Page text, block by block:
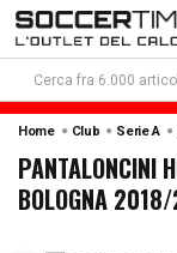
Home Club Serie A
PANTALONCINI
BOLOGNA